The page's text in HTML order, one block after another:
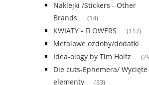
Naklejki /Stickers - Other
Brands
(14)
KWIATY - FLOWERS (117)
Metalowe ozdoby/dodatki
Idea-ology by Tim Holtz
Die cuts-Ephemera/ Wycięte
elementy
(33)